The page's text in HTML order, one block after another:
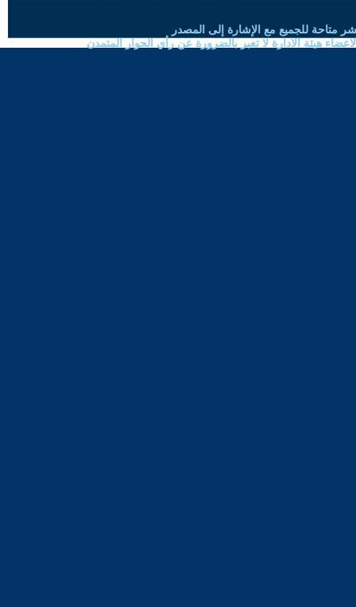
متاحة للجميع مع الإشارة إلى المصدر
هيئة الادارة لا تعبر بالضرورة عن رأي الحوار المتمدن